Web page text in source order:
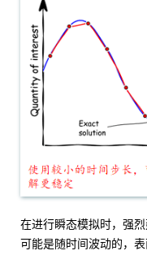
在进行瞬态模拟时，强
可能是随时间波动的，